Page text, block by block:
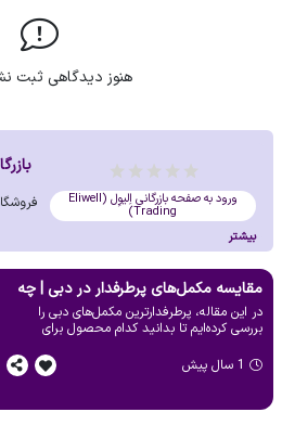
هنوز دیدگاهی ثبت
ورود به صفحه بازرگانی اِلیوِل (Eliwell
Trading)
بیشتر
مقایسه مکمل‌های پرطرفدار در دبی | چه
مکملی برای شما مناسب‌تر است؟
در این مقاله، پرطرفدارترین مکمل‌های دبی را
بررسی کرده‌ایم تا بدانید کدام محصول برای
1 سال پیش